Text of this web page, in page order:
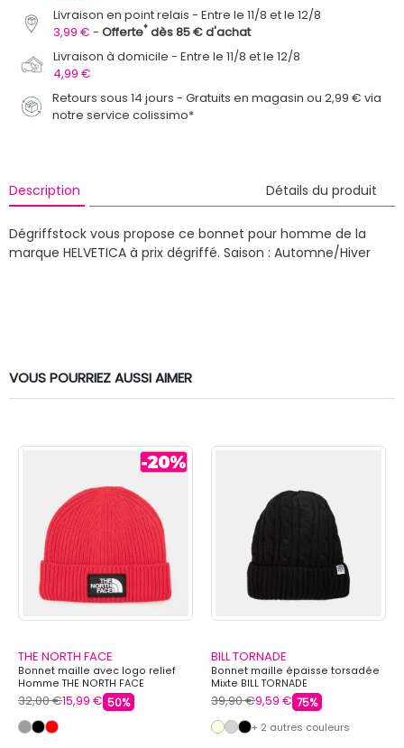
Livraison en point relais
Entre le 11/8 et le 12/8
3,99 €
Offerte* dès 85 € d'achat
Livraison à domicile
Entre le 11/8 et le 12/8
4,99 €
Retours sous 14 jours - Gratuits en magasin ou 2,99 € via
notre service colissimo*
Description Détails du produit
Dégriffstock vous propose ce bonnet pour homme de la
marque HELVETICA à prix dégriffé. Saison : Automne/Hiver
VOUS POURRIEZ AUSSI AIMER
THE NORTH FACE
Bonnet maille avec logo relief
Homme THE NORTH FACE
32,00 €15,99 € 50%
BILL TORNADE
Bonnet maille épaisse torsadée
Mixte BILL TORNADE
39,90 €9,59 € 75%
+ 2 autres couleurs